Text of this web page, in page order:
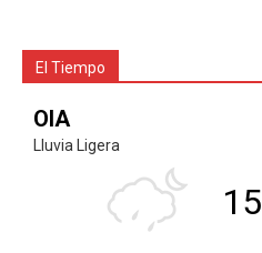
El Tiempo
OIA
Lluvia Ligera
15